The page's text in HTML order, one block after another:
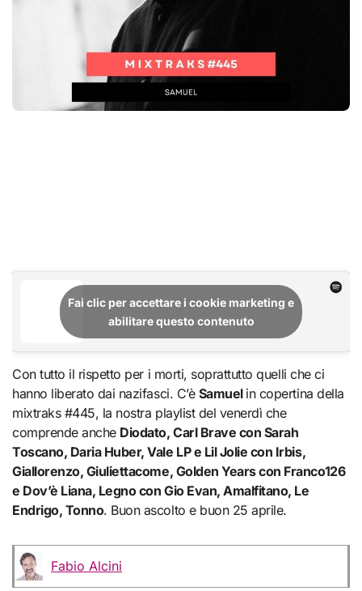
Fai clic per accettare i cookie marketing e
abilitare questo contenuto
Con tutto il rispetto per i morti, soprattutto quelli che ci
hanno liberato dai nazifasci. C’è Samuel in copertina della
mixtraks #445, la nostra playlist del venerdì che
comprende anche Diodato, Carl Brave con Sarah
Toscano, Daria Huber, Vale LP e Lil Jolie con Irbis,
Giallorenzo, Giuliettacome, Golden Years con Franco126
e Dov’è Liana, Legno con Gio Evan, Amalfitano, Le
Endrigo, Tonno. Buon ascolto e buon 25 aprile.
Fabio Alcini